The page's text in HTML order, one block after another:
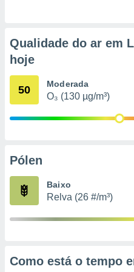
ou opor-
qualquer
em “
na
ou aceder
para
Qualidade do ar em
hoje
50 Moderada
O₃ (130 µg/m³)
Pólen
Baixo
Relva (26 #/m³)
Como está o tempo